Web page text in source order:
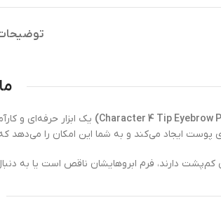
یک ابزار حرفه‌ای و
ایجاد می‌کند و به شما این امکان را می‌دهد
کم‌پشت دارند، فرم ابروهایشان ناقص است یا به